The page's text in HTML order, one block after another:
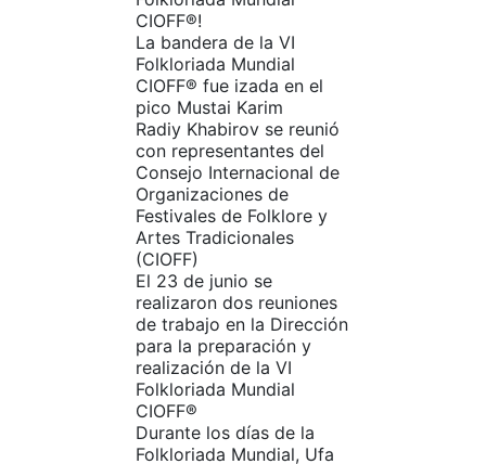
CIOFF®️!
La bandera de la VI
Folkloriada Mundial
CIOFF® fue izada en el
pico Mustai Karim
Radiy Khabirov se reunió
con representantes del
Consejo Internacional de
Organizaciones de
Festivales de Folklore y
Artes Tradicionales
(CIOFF)
El 23 de junio se
realizaron dos reuniones
de trabajo en la Dirección
para la preparación y
realización de la VI
Folkloriada Mundial
CIOFF®️
Durante los días de la
Folkloriada Mundial, Ufa